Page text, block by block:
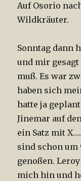
Auf Osorio
Wildkräuter.
Sonntag dann
und mir
muß. Es war
haben sich
hatte ja
Jinemar auf
ein Satz mit
sind schon um
genoßen.
mich hin und